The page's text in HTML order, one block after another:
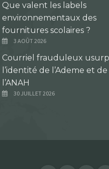
Que valent les labels
environnementaux des
fournitures scolaires ?
3 AOÛT 2026
Courriel frauduleux
l’identité de l’Ademe et de
l’ANAH
30 JUILLET 2026